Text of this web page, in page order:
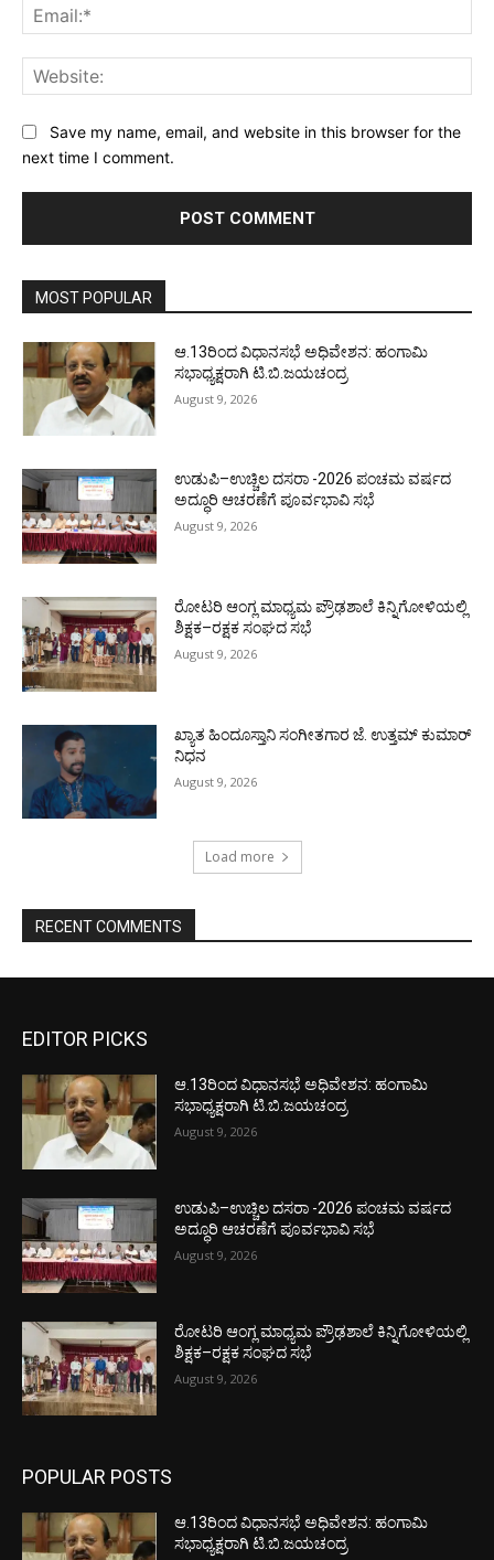
Save my name, email, and website in this browser for the
next time I comment.
MOST POPULAR
ಆ.13ರಿಂದ ವಿಧಾನಸಭೆ ಅಧಿವೇಶನ: ಹಂಗಾಮಿ
ಸಭಾಧ್ಯಕ್ಷರಾಗಿ ಟಿ.ಬಿ.ಜಯಚಂದ್ರ
August 9, 2026
ಉಡುಪಿ–ಉಚ್ಚಿಲ ದಸರಾ -2026 ಪಂಚಮ ವರ್ಷದ
ಅದ್ಧೂರಿ ಆಚರಣೆಗೆ ಪೂರ್ವಭಾವಿ ಸಭೆ
August 9, 2026
ರೋಟರಿ ಆಂಗ್ಲ ಮಾಧ್ಯಮ ಪ್ರೌಢಶಾಲೆ ಕಿನ್ನಿಗೋಳಿಯಲ್ಲಿ
ಶಿಕ್ಷಕ–ರಕ್ಷಕ ಸಂಘದ ಸಭೆ
August 9, 2026
ಖ್ಯಾತ ಹಿಂದೂಸ್ತಾನಿ ಸಂಗೀತಗಾರ ಜೆ. ಉತ್ತಮ್ ಕುಮಾರ್
ನಿಧನ
August 9, 2026
Load more
RECENT COMMENTS
EDITOR PICKS
ಆ.13ರಿಂದ ವಿಧಾನಸಭೆ ಅಧಿವೇಶನ: ಹಂಗಾಮಿ
ಸಭಾಧ್ಯಕ್ಷರಾಗಿ ಟಿ.ಬಿ.ಜಯಚಂದ್ರ
August 9, 2026
ಉಡುಪಿ–ಉಚ್ಚಿಲ ದಸರಾ -2026 ಪಂಚಮ ವರ್ಷದ
ಅದ್ಧೂರಿ ಆಚರಣೆಗೆ ಪೂರ್ವಭಾವಿ ಸಭೆ
August 9, 2026
ರೋಟರಿ ಆಂಗ್ಲ ಮಾಧ್ಯಮ ಪ್ರೌಢಶಾಲೆ ಕಿನ್ನಿಗೋಳಿಯಲ್ಲಿ
ಶಿಕ್ಷಕ–ರಕ್ಷಕ ಸಂಘದ ಸಭೆ
August 9, 2026
POPULAR POSTS
ಆ.13ರಿಂದ ವಿಧಾನಸಭೆ ಅಧಿವೇಶನ: ಹಂಗಾಮಿ
ಸಭಾಧ್ಯಕ್ಷರಾಗಿ ಟಿ.ಬಿ.ಜಯಚಂದ್ರ